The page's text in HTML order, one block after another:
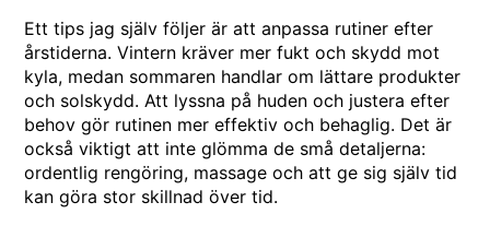
Ett tips jag själv följer är att anpassa rutiner efter
årstiderna. Vintern kräver mer fukt och skydd mot
kyla, medan sommaren handlar om lättare produkter
och solskydd. Att lyssna på huden och justera efter
behov gör rutinen mer effektiv och behaglig. Det är
också viktigt att inte glömma de små detaljerna:
ordentlig rengöring, massage och att ge sig själv tid
kan göra stor skillnad över tid.